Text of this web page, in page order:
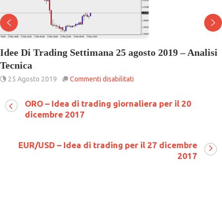
Idee Di Trading Settimana 25 agosto 2019 – Analisi
Tecnica
25 Agosto 2019 Commenti disabilitati
Trading
2019
–
ORO – Idea di trading giornaliera per il 20
dicembre 2017
EUR/USD – Idea di trading per il 27 dicembre
2017